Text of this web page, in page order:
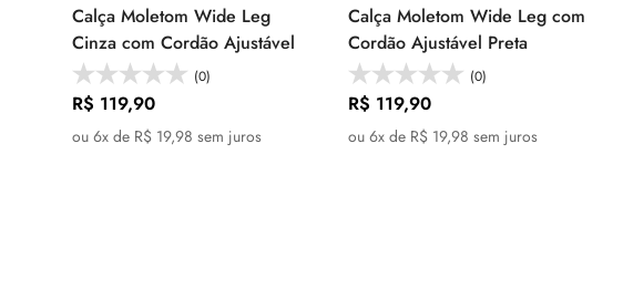
Selecione as
opções
Calça Moletom Wide Leg
Cinza com Cordão Ajustável
(0)
Preço
regular
R$ 119,90
ou 6x de R$ 19,98 sem juros
Selecione as
opções
Calça Moletom Wide Leg com
Cordão Ajustável Preta
(0)
Preço
regular
R$ 119,90
ou 6x de R$ 19,98 sem juros